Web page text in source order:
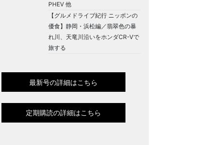
PHEV 他
【グルメドライブ紀行 ニッポンの
優食】静岡・浜松編／翡翠色の暴
れ川、天竜川沿いをホンダCR-Vで
旅する
最新号の詳細はこちら
定期購読の詳細はこちら